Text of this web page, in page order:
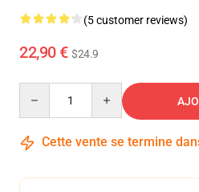
(5 customer reviews)
22,90 € $24.9
Cette vente se termine